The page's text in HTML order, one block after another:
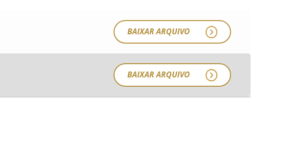
BAIXAR ARQUIVO
BAIXAR ARQUIVO